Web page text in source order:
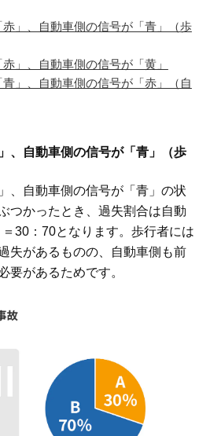
」、自動車側の信号が「青」（歩
」、自動車側の信号が「黄」
」、自動車側の信号が「赤」（自
、自動車側の信号が「青」（歩
、自動車側の信号が「青」の状
つかったとき、過失割合は自動
30：70となります。歩行者には
失があるものの、自動車側も前
要があるためです。